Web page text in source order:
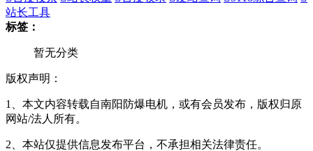
站长工具
标签：
暂无分类
版权声明：
1、本文内容转载自南阳防爆电机，或有会员发布，版权归原
网站/法人所有。
2、本站仅提供信息发布平台，不承担相关法律责任。